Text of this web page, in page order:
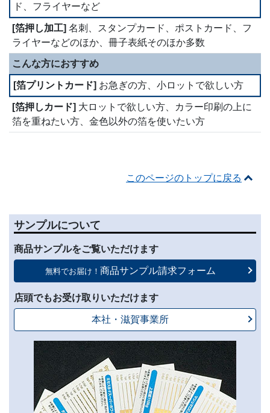
ド、フライヤーなど
名刺、スタンプカード、ポストカード、フ
ライヤーなどのほか、冊子表紙そのほか多数
こんな方におすすめ
お急ぎの方、小ロットで欲しい方
大ロットで欲しい方、カラー印刷の上に
箔を重ねたい方、金色以外の箔を使いたい方
このページのトップに戻る
サンプルについて
商品サンプルをご覧いただけます
無料でお届け！ 商品サンプル請求フォーム
店頭でもお受け取りいただけます
本社・滋賀事業所